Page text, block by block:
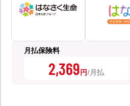
月払保険料
2,369円